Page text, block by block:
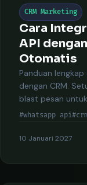
CRM Marketing
Cara
API
Otomatis
Panduan
dengan CRM.
blast pesan
#whatsapp api
10 Januari 2027